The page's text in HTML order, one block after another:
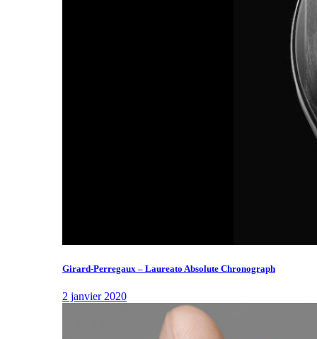
Girard-Perregaux – Laureato Absolute Chronograph
2 janvier 2020